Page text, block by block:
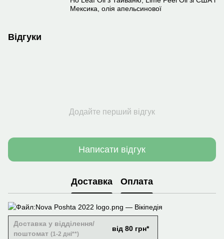
Мексика, олія апельсинової
Відгуки
Додайте перший відгук
Написати відгук
Доставка Оплата
Доставка у відділення/
поштомат (1-2 дні**)
від 80 грн*